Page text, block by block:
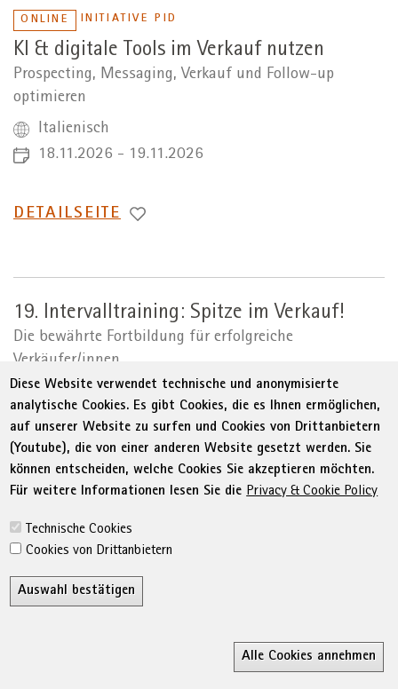
ONLINE INITIATIVE PID
KI & digitale Tools im Verkauf nutzen
Prospecting, Messaging, Verkauf und Follow-up
optimieren
Italienisch
18.11.2026 - 19.11.2026
WECHSEL
DETAILSEITE
19. Intervalltraining: Spitze im Verkauf!
Die bewährte Fortbildung für erfolgreiche
Verkäufer/innen
Deutsch
16.02.2027 - 25.05.2027
WECHSEL
ZUR
DETAILSEITE
Im Verkaufsgespräch überzeugen
Praxisseminar für erfolgreichen Verkauf
Diese Website verwendet technische und anonymisierte
analytische Cookies. Es gibt Cookies, die es Ihnen ermöglichen,
auf unserer Website zu surfen und Cookies von Drittanbietern
(Youtube), die von einer anderen Website gesetzt werden. Sie
können entscheiden, welche Cookies Sie akzeptieren möchten.
Für weitere Informationen lesen Sie die Privacy & Cookie Policy
Technische Cookies
Cookies von Drittanbietern
Auswahl bestätigen
Alle Cookies annehmen